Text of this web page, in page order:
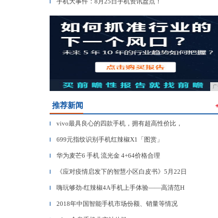
▎
推荐新闻
▎ vivo最具良心的四款手机，拥有超高性价比，
▎ 699元指纹识别手机红辣椒X1「图赏」
▎ 华为麦芒6 手机 流光金 4+64价格合理
▎ 《应对疫情启发下的智慧小区白皮书》5月22日
▎ 嗨玩够劲-红辣椒4A手机上手体验——高清范H
▎ 2018年中国智能手机市场份额、销量等情况